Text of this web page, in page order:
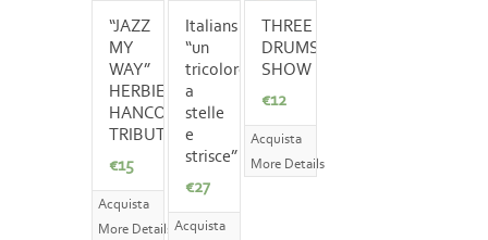
“JAZZ
MY
WAY”
HERBIE
HANCOCK
TRIBUTE
€15
Acquista
More Details
Italians
“un
tricolore
a
stelle
e
strisce”
€27
Acquista
THREE
DRUMS
SHOW
€12
Acquista
More Details